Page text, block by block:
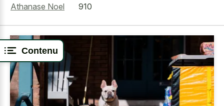
Contenu
Athanase Noel
910